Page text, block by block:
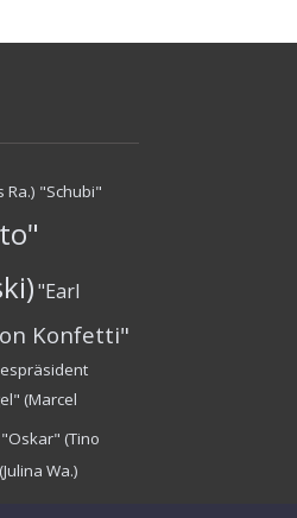
Ra.) "Schubi"
"Earl
Konfetti"
(Marcel
"Oskar" (Tino
Wa.)